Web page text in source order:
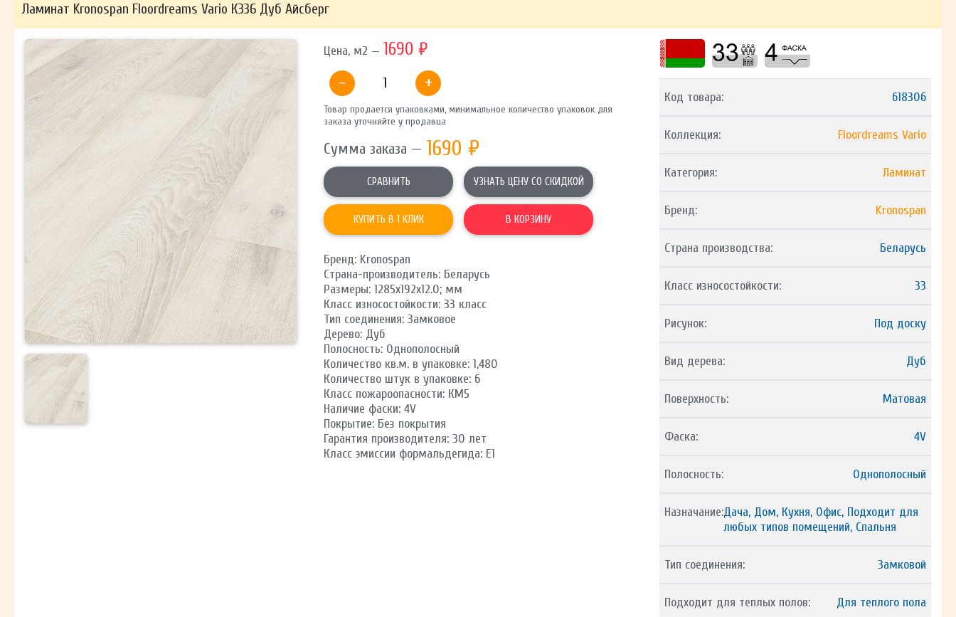
ОТПРАВИТЬ
Ваши данные не будут переданы третьим лицам
Ламинат Kronospan Floordreams Vario К336 Дуб Айсберг
Цена, м2 — 1690 ₽
-
+
Товар продается упаковками, минимальное количество упаковок для
заказа уточняйте у продавца
Сумма заказа — 1690 ₽
СРАВНИТЬ УЗНАТЬ ЦЕНУ СО СКИДКОЙ
КУПИТЬ В 1 КЛИК В КОРЗИНУ
Бренд: Kronospan
Страна-производитель: Беларусь
Размеры: 1285х192х12.0; мм
Класс износостойкости: 33 класс
Тип соединения: Замковое
Дерево: Дуб
Полосность: Однополосный
Количество кв.м. в упаковке: 1,480
Количество штук в упаковке: 6
Класс пожароопасности: КМ5
Наличие фаски: 4V
Покрытие: Без покрытия
Гарантия производителя: 30 лет
Класс эмиссии формальдегида: E1
Код товара: 618306
Коллекция: Floordreams Vario
Категория: Ламинат
Бренд: Kronospan
Страна производства: Беларусь
Класс износостойкости: 33
Рисунок: Под доску
Вид дерева: Дуб
Поверхность: Матовая
Фаска: 4V
Полосность: Однополосный
Назначание:Дача, Дом, Кухня, Офис, Подходит для
любых типов помещений, Спальня
Тип соединения: Замковой
Подходит для теплых полов: Для теплого пола